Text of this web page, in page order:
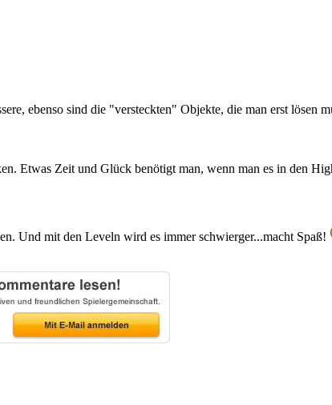
ebenso sind die "versteckten" Objekte, die man erst lösen
Etwas Zeit und Glück benötigt man, wenn man es in den
Und mit den Leveln wird es immer schwierger...macht Spaß!